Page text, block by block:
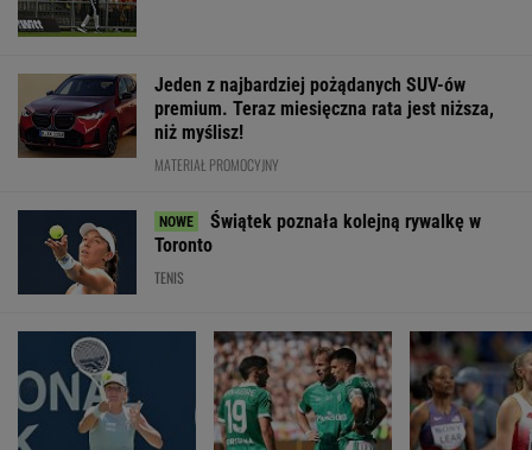
Jeden z najbardziej pożądanych SUV-ów
premium. Teraz miesięczna rata jest niższa,
niż myślisz!
MATERIAŁ PROMOCYJNY
Świątek poznała kolejną rywalkę w
Toronto
TENIS